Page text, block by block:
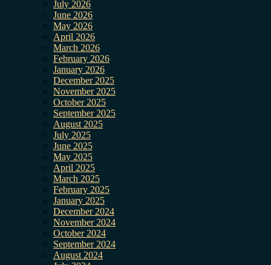
July 2026
June 2026
May 2026
April 2026
March 2026
February 2026
January 2026
December 2025
November 2025
October 2025
September 2025
August 2025
July 2025
June 2025
May 2025
April 2025
March 2025
February 2025
January 2025
December 2024
November 2024
October 2024
September 2024
August 2024